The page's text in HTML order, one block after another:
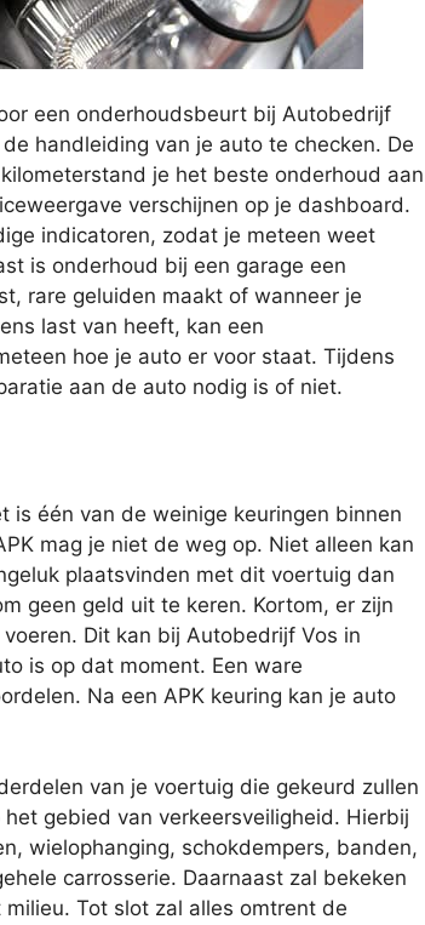
een onderhoudsbeurt bij Autobedrijf
handleiding van je auto te checken. De
je het beste onderhoud aan
verschijnen op je dashboard.
indicatoren, zodat je meteen weet
is onderhoud bij een garage een
rare geluiden maakt of wanneer je
last van heeft, kan een
hoe je auto er voor staat. Tijdens
aan de auto nodig is of niet.
is één van de weinige keuringen binnen
mag je niet de weg op. Niet alleen kan
plaatsvinden met dit voertuig dan
geen geld uit te keren. Kortom, er zijn
Dit kan bij Autobedrijf Vos in
is op dat moment. Een ware
Na een APK keuring kan je auto
van je voertuig die gekeurd zullen
gebied van verkeersveiligheid. Hierbij
wielophanging, schokdempers, banden,
carrosserie. Daarnaast zal bekeken
Tot slot zal alles omtrent de